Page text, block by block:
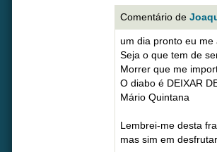
Comentário de
um dia pronto eu me
Seja o que tem de
Morrer que me
O diabo é DEIXAR
Mário Quintana
Lembrei-me desta
mas sim em